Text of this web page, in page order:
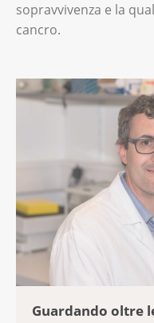
sopravvivenza e la
cancro.
Guardando oltre